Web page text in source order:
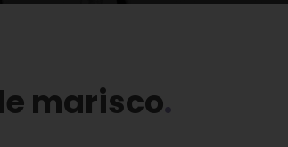
marisco